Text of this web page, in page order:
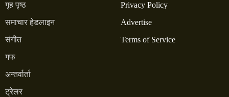
गृह पृष्ठ
समाचार हेडलाइन
संगीत
गफ
अन्तर्वार्ता
ट्रेलर
Privacy Policy
Advertise
Terms of Service